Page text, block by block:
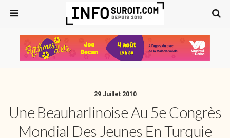
29 Juillet 2010
Une Beauharlinoise Au 5e Congrès
Mondial Des Jeunes En Turquie